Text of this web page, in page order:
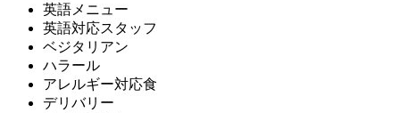
英語メニュー
英語対応スタッフ
ベジタリアン
ハラール
アレルギー対応食
デリバリー